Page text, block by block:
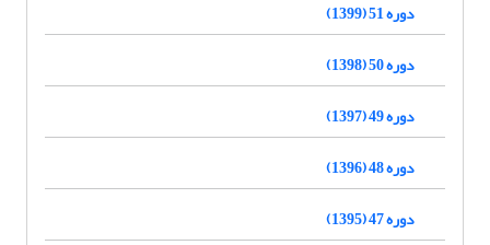
دوره 51 (1399)
دوره 50 (1398)
دوره 49 (1397)
دوره 48 (1396)
دوره 47 (1395)